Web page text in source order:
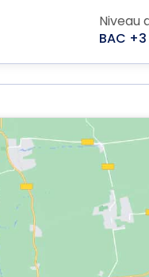
Niveau
BAC +3